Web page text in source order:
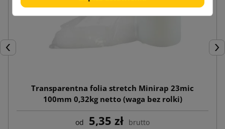
Poprzedni
Transparentna folia stretch Minirap 23mic
100mm 0,32kg netto (waga bez rolki)
od 5,35 zł brutto